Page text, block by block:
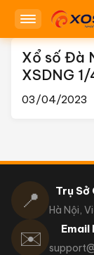
Xổ số Đà
XSDNG
03/04/2023
📍 Trụ Sở
Hà Nội,
✉️ Email